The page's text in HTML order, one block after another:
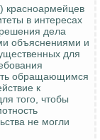
красноармейцев
в интересах
дела
объяснениями и
для
обращающимся
к
того, чтобы
не могли